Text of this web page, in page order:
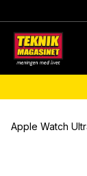
Apple Watch